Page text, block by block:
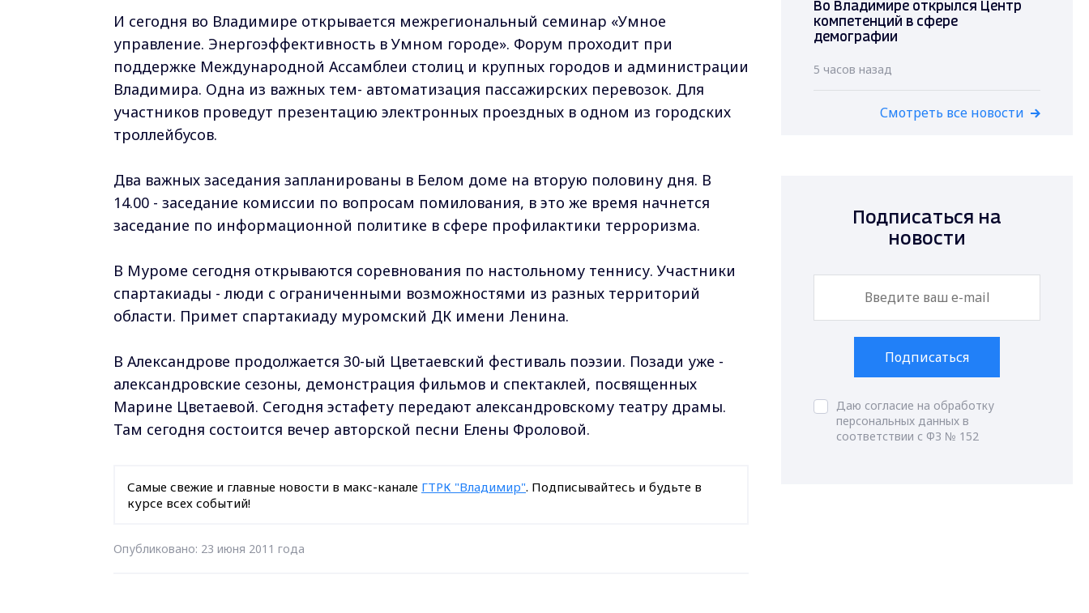
И сегодня во Владимире открывается межрегиональный семинар «Умное
управление. Энергоэффективность в Умном городе». Форум проходит при
поддержке Международной Ассамблеи столиц и крупных городов и администрации
Владимира. Одна из важных тем- автоматизация пассажирских перевозок. Для
участников проведут презентацию электронных проездных в одном из городских
троллейбусов.
Два важных заседания запланированы в Белом доме на вторую половину дня. В
14.00 - заседание комиссии по вопросам помилования, в это же время начнется
заседание по информационной политике в сфере профилактики терроризма.
В Муроме сегодня открываются соревнования по настольному теннису. Участники
спартакиады - люди с ограниченными возможностями из разных территорий
области. Примет спартакиаду муромский ДК имени Ленина.
В Александрове продолжается 30-ый Цветаевский фестиваль поэзии. Позади уже -
александровские сезоны, демонстрация фильмов и спектаклей, посвященных
Марине Цветаевой. Сегодня эстафету передают александровскому театру драмы.
Там сегодня состоится вечер авторской песни Елены Фроловой.
Самые свежие и главные новости в макс-канале ГТРК "Владимир". Подписывайтесь и будьте в
курсе всех событий!
Опубликовано: 23 июня 2011 года
Во Владимире открылся Центр
компетенций в сфере
демографии
5 часов назад
Смотреть все новости
Подписаться на
новости
Подписаться
Даю согласие на обработку
персональных данных в
соответствии с ФЗ № 152